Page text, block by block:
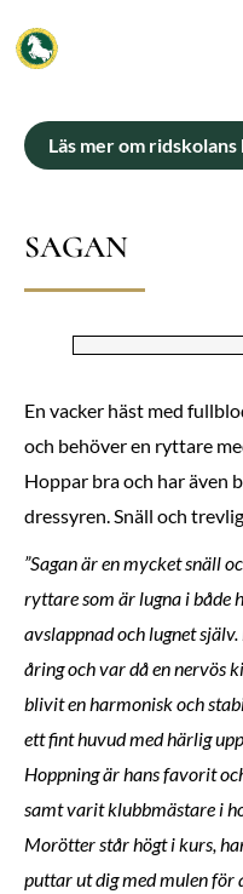
Läs mer om ridskolans
SAGAN
En vacker häst med
och behöver en ryttare
Hoppar bra och har även
dressyren. Snäll och
”Sagan är en mycket snäll
ryttare som är lugna i både
avslappnad och lugnet
åring och var då en nervös
blivit en harmonisk och
ett fint huvud med härlig
Hoppning är hans favorit
samt varit klubbmästare i
Morötter står högt i kurs,
puttar ut dig med mulen för